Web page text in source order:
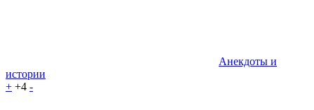
Анекдоты и
истории
+ +4 -